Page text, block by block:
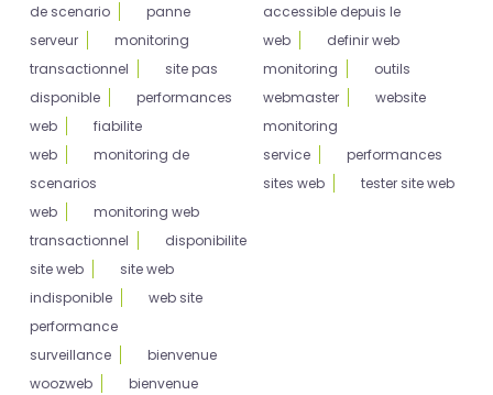
de scenario
panne
serveur
monitoring
transactionnel
site pas
disponible
performances
web
fiabilite
web
monitoring de
scenarios
web
monitoring web
transactionnel
disponibilite
site web
site web
indisponible
web site
performance
surveillance
bienvenue
woozweb
bienvenue
accessible depuis le
web
definir web
monitoring
outils
webmaster
website
monitoring
service
performances
sites web
tester site web